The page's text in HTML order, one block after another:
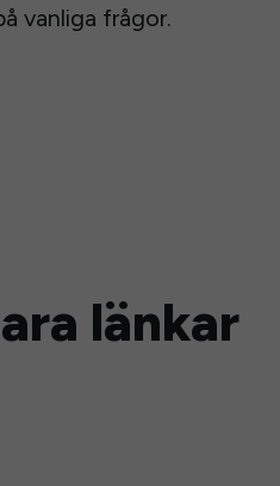
vanliga frågor.
länkar